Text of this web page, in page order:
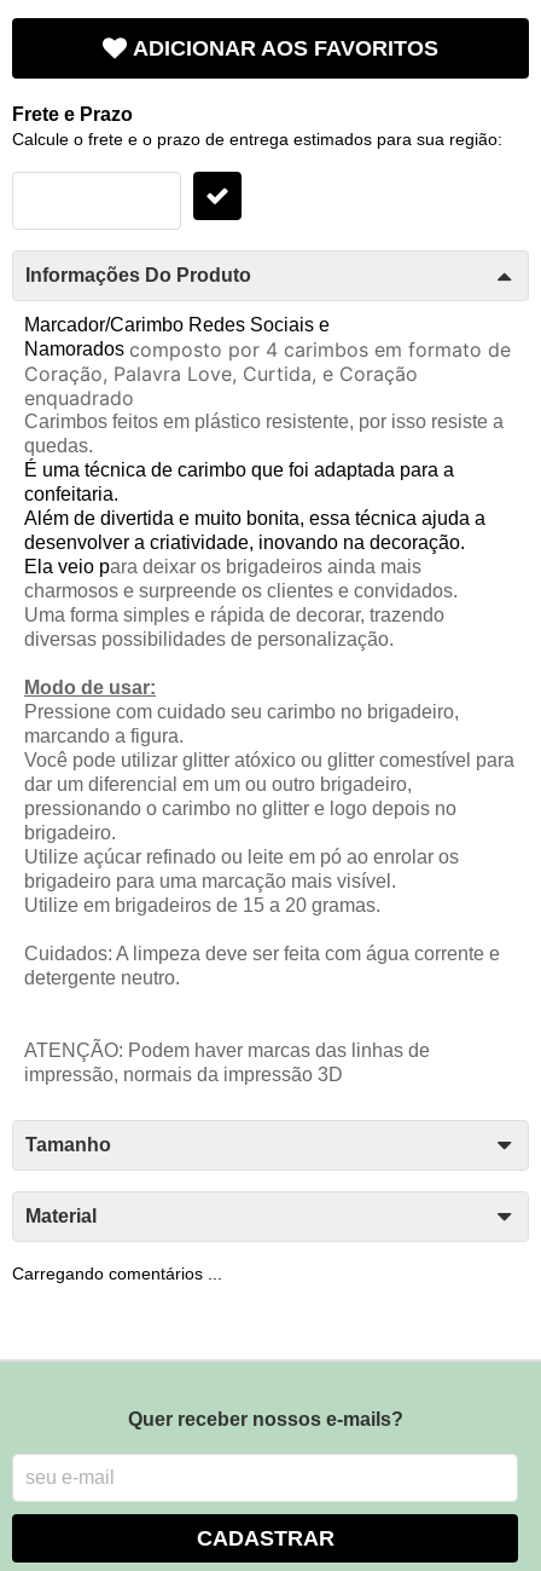
ADICIONAR AOS FAVORITOS
Frete e Prazo
Calcule o frete e o prazo de entrega estimados para sua região:
Informações Do Produto
Marcador/Carimbo Redes Sociais e
Namorados composto por 4 carimbos em formato de
Coração, Palavra Love, Curtida, e Coração
enquadrado
Carimbos feitos em plástico resistente, por isso resiste a
quedas.
É uma técnica de carimbo que foi adaptada para a
confeitaria.
Além de divertida e muito bonita, essa técnica ajuda a
desenvolver a criatividade, inovando na decoração.
Ela veio para deixar os brigadeiros ainda mais
charmosos e surpreende os clientes e convidados.
Uma forma simples e rápida de decorar, trazendo
diversas possibilidades de personalização.
Modo de usar:
Pressione com cuidado seu carimbo no brigadeiro,
marcando a figura.
Você pode utilizar glitter atóxico ou glitter comestível para
dar um diferencial em um ou outro brigadeiro,
pressionando o carimbo no glitter e logo depois no
brigadeiro.
Utilize açúcar refinado ou leite em pó ao enrolar os
brigadeiro para uma marcação mais visível.
Utilize em brigadeiros de 15 a 20 gramas.
Cuidados: A limpeza deve ser feita com água corrente e
detergente neutro.
ATENÇÃO: Podem haver marcas das linhas de
impressão, normais da impressão 3D
Tamanho
Material
Carregando comentários ...
Quer receber nossos e-mails?
CADASTRAR